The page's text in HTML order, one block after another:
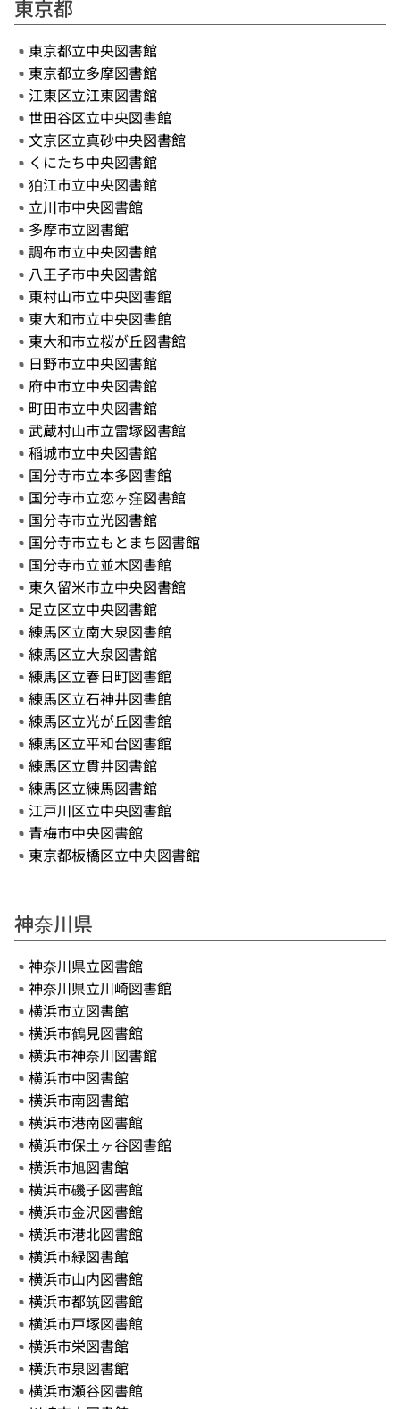
東京都
東京都立中央図書館
東京都立多摩図書館
江東区立江東図書館
世田谷区立中央図書館
文京区立真砂中央図書館
くにたち中央図書館
狛江市立中央図書館
立川市中央図書館
多摩市立図書館
調布市立中央図書館
八王子市中央図書館
東村山市立中央図書館
東大和市立中央図書館
東大和市立桜が丘図書館
日野市立中央図書館
府中市立中央図書館
町田市立中央図書館
武蔵村山市立雷塚図書館
稲城市立中央図書館
国分寺市立本多図書館
国分寺市立恋ヶ窪図書館
国分寺市立光図書館
国分寺市立もとまち図書館
国分寺市立並木図書館
東久留米市立中央図書館
足立区立中央図書館
練馬区立南大泉図書館
練馬区立大泉図書館
練馬区立春日町図書館
練馬区立石神井図書館
練馬区立光が丘図書館
練馬区立平和台図書館
練馬区立貫井図書館
練馬区立練馬図書館
江戸川区立中央図書館
青梅市中央図書館
東京都板橋区立中央図書館
神奈川県
神奈川県立図書館
神奈川県立川崎図書館
横浜市立図書館
横浜市鶴見図書館
横浜市神奈川図書館
横浜市中図書館
横浜市南図書館
横浜市港南図書館
横浜市保土ヶ谷図書館
横浜市旭図書館
横浜市磯子図書館
横浜市金沢図書館
横浜市港北図書館
横浜市緑図書館
横浜市山内図書館
横浜市都筑図書館
横浜市戸塚図書館
横浜市栄図書館
横浜市泉図書館
横浜市瀬谷図書館